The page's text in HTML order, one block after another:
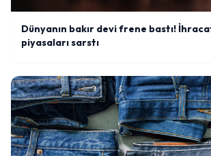
Dünyanın bakır devi frene bastı!
piyasaları sarstı